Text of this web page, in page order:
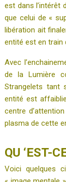
est dans l’intérêt
que celui de «
libération ait
entité est en train
Avec
de la Lumière
Strangelets tant
entité est
centre
plasma de cette
QU ‘EST-
Voici quelques